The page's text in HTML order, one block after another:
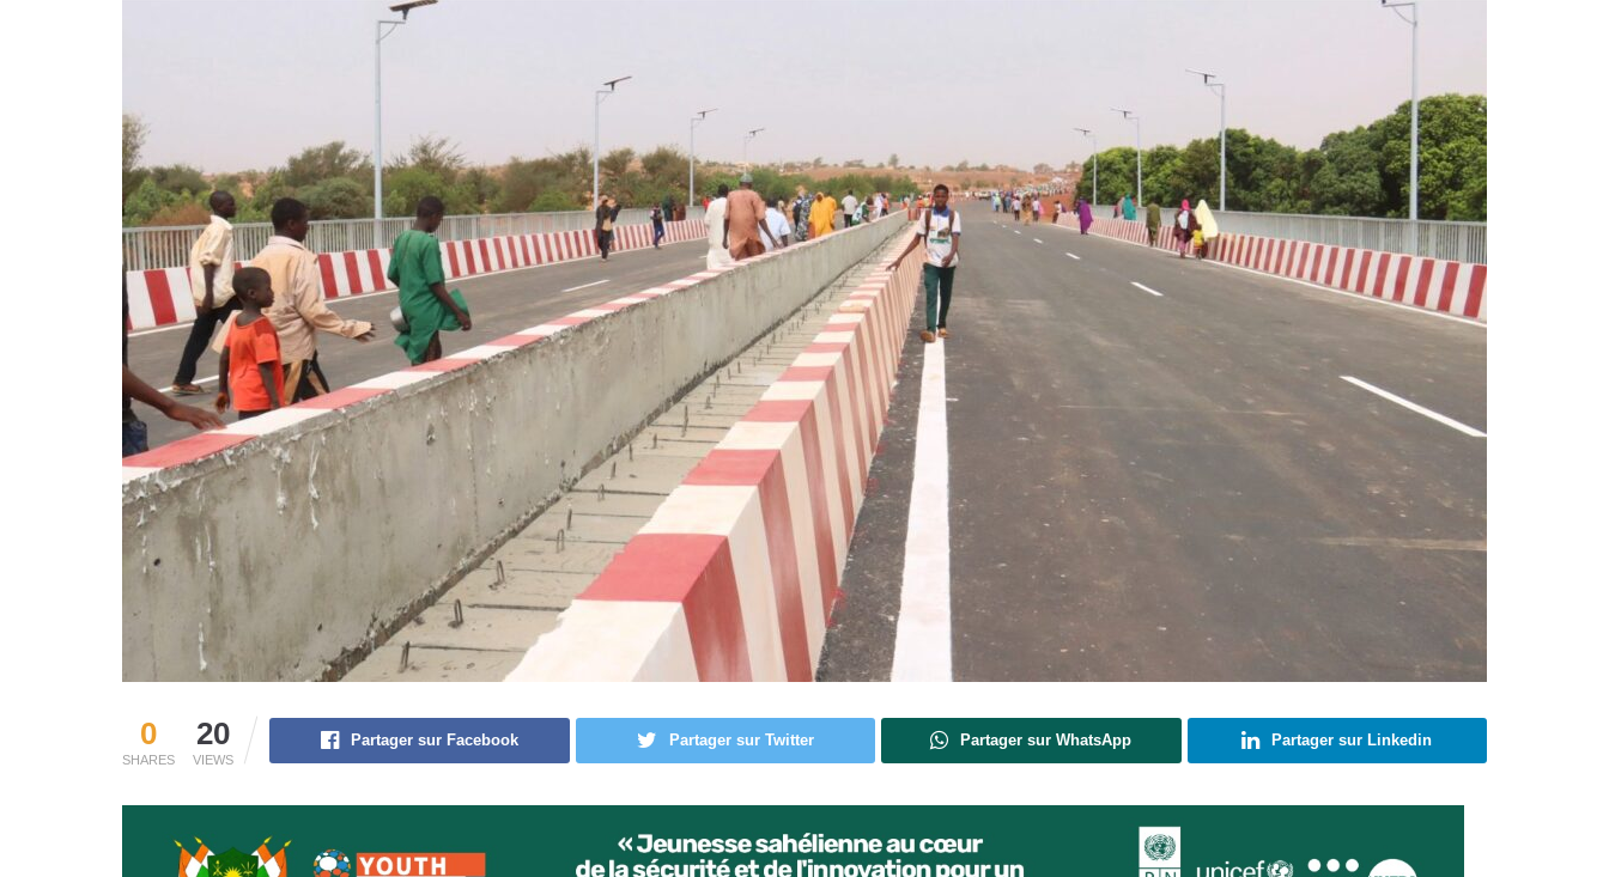
0
SHARES
20
VIEWS
Partager sur Facebook Partager sur Twitter Partager sur WhatsApp Partager sur Linkedin